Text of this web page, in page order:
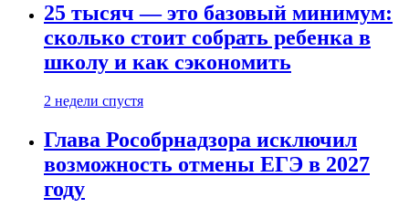
25 тысяч — это базовый минимум:
сколько стоит собрать ребенка в
школу и как сэкономить
2 недели спустя
Глава Рособрнадзора исключил
возможность отмены ЕГЭ в 2027
году